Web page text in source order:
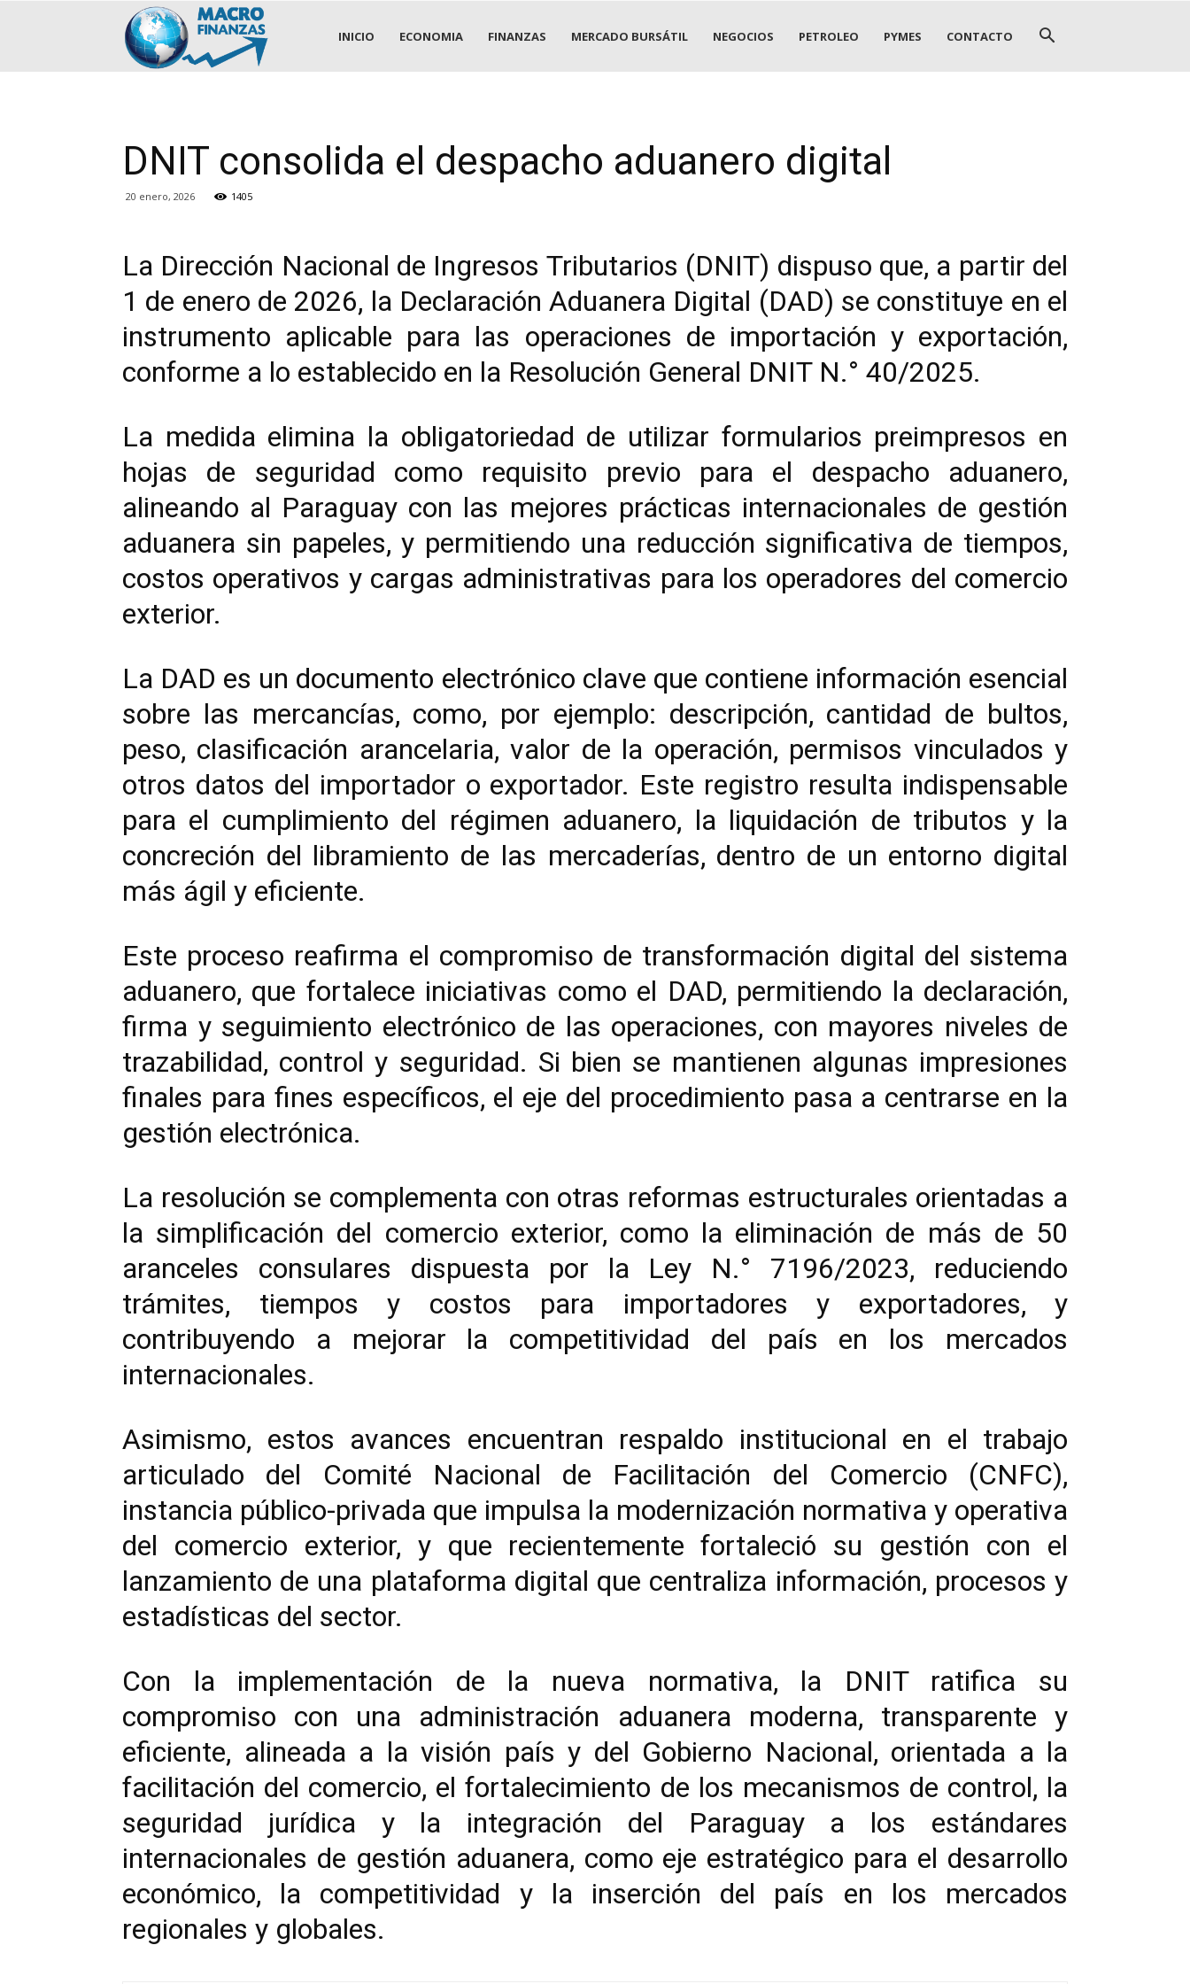
.::MACROFINANZAS::.
INICIO ECONOMIA FINANZAS MERCADO BURSÁTIL NEGOCIOS PETROLEO PYMES CONTACTO
DNIT consolida el despacho aduanero digital
20 enero, 2026 1405
La Dirección Nacional de Ingresos Tributarios (DNIT) dispuso que, a partir del
1 de enero de 2026, la Declaración Aduanera Digital (DAD) se constituye en el
instrumento aplicable para las operaciones de importación y exportación,
conforme a lo establecido en la Resolución General DNIT N.° 40/2025.
La medida elimina la obligatoriedad de utilizar formularios preimpresos en
hojas de seguridad como requisito previo para el despacho aduanero,
alineando al Paraguay con las mejores prácticas internacionales de gestión
aduanera sin papeles, y permitiendo una reducción significativa de tiempos,
costos operativos y cargas administrativas para los operadores del comercio
exterior.
La DAD es un documento electrónico clave que contiene información esencial
sobre las mercancías, como, por ejemplo: descripción, cantidad de bultos,
peso, clasificación arancelaria, valor de la operación, permisos vinculados y
otros datos del importador o exportador. Este registro resulta indispensable
para el cumplimiento del régimen aduanero, la liquidación de tributos y la
concreción del libramiento de las mercaderías, dentro de un entorno digital
más ágil y eficiente.
Este proceso reafirma el compromiso de transformación digital del sistema
aduanero, que fortalece iniciativas como el DAD, permitiendo la declaración,
firma y seguimiento electrónico de las operaciones, con mayores niveles de
trazabilidad, control y seguridad. Si bien se mantienen algunas impresiones
finales para fines específicos, el eje del procedimiento pasa a centrarse en la
gestión electrónica.
La resolución se complementa con otras reformas estructurales orientadas a
la simplificación del comercio exterior, como la eliminación de más de 50
aranceles consulares dispuesta por la Ley N.° 7196/2023, reduciendo
trámites, tiempos y costos para importadores y exportadores, y
contribuyendo a mejorar la competitividad del país en los mercados
internacionales.
Asimismo, estos avances encuentran respaldo institucional en el trabajo
articulado del Comité Nacional de Facilitación del Comercio (CNFC),
instancia público-privada que impulsa la modernización normativa y operativa
del comercio exterior, y que recientemente fortaleció su gestión con el
lanzamiento de una plataforma digital que centraliza información, procesos y
estadísticas del sector.
Con la implementación de la nueva normativa, la DNIT ratifica su
compromiso con una administración aduanera moderna, transparente y
eficiente, alineada a la visión país y del Gobierno Nacional, orientada a la
facilitación del comercio, el fortalecimiento de los mecanismos de control, la
seguridad jurídica y la integración del Paraguay a los estándares
internacionales de gestión aduanera, como eje estratégico para el desarrollo
económico, la competitividad y la inserción del país en los mercados
regionales y globales.